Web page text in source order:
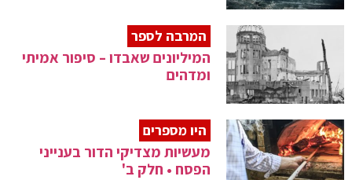
המרבה לספר
המיליונים שאבדו – סיפור אמיתי
ומדהים
היו מספרים
מעשיות מצדיקי הדור בענייני
הפסח • חלק ב'